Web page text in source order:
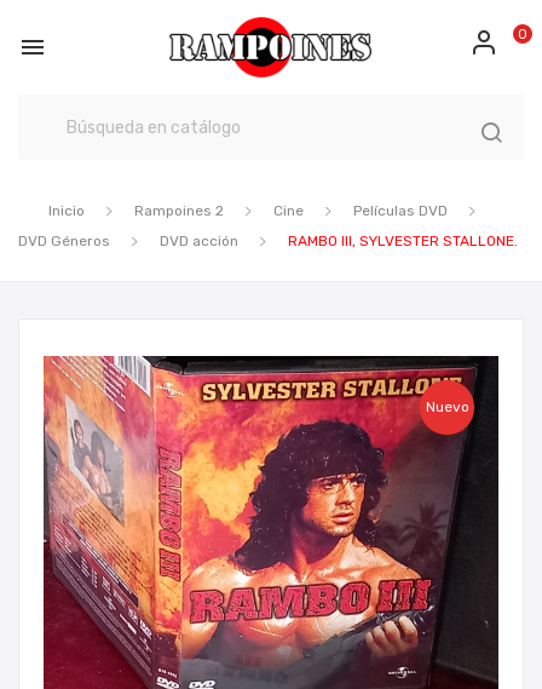
 0
Inicio Rampoines 2 Cine
Películas DVD
DVD Géneros
DVD acción RAMBO III, SYLVESTER STALLONE.
Nuevo